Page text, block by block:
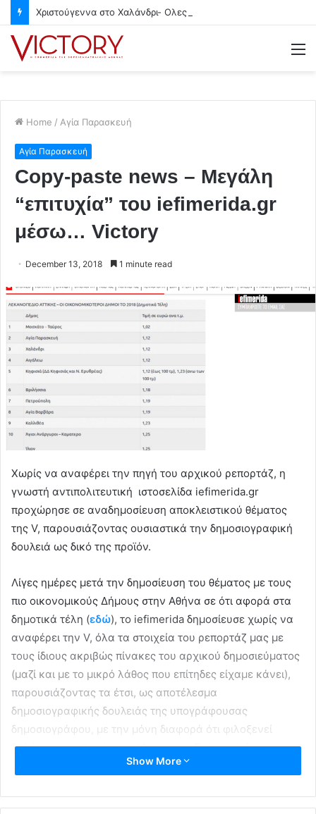
Home / Αγία Παρασκευή
Αγία Παρασκευή
Copy-paste news – Μεγάλη
“επιτυχία” του iefimerida.gr
μέσω… Victory
December 13, 2018 1 minute read
Xωρίς να αναφέρει την πηγή του αρχικού ρεπορτάζ, η
γνωστή αντιπολιτευτική ιστοσελίδα iefimerida.gr
προχώρησε σε αναδημοσίευση αποκλειστικού θέματος
της V, παρουσιάζοντας ουσιαστικά την δημοσιογραφική
δουλειά ως δικό της προϊόν.
Λίγες ημέρες μετά την δημοσίευση του θέματος με τους
πιο οικονομικούς Δήμους στην Αθήνα σε ότι αφορά στα
δημοτικά τέλη (εδώ), το iefimerida δημοσίευσε χωρίς να
αναφέρει την V, όλα τα στοιχεία του ρεπορτάζ μας με
τους ίδιους ακριβώς πίνακες του αρχικού δημοσιεύματος
(μαζί και με το μικρό λάθος που επίτηδες είχαμε κάνει),
παρουσιάζοντας τα έτσι, ως αποτέλεσμα
δημοσιογραφικής δουλειάς της υπογράφουσας
δημοσιογράφου, με την μόνη διαφορά ότι φιλοξενεί
δηλώσεις του Δημάρχου Μοσχάτου-Ταύρου (εδώ).
ιστοσελίδων, οι οποίες υποτίθεται ότι έχουν το δυναμικό
Show More